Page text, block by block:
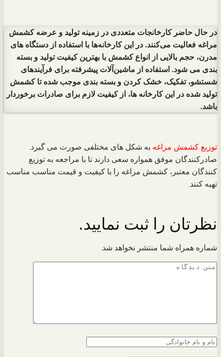
در حال حاضر کارخانجات متعددی در زمینه تولید و عرضه کشمش
مراغه فعالیت می‌کنند. در این کارخانه‌ها با استفاده از دستگاه های
مدرن، حجم بالایی از انواع کشمش با بهترین کیفیت تولید و بسته
بندی می شود. استفاده از ماشین‌آلات پیشرفته برای فرآیندهای
شستشو، تفکیک، خشک کردن و بسته بندی موجب شده تا کشمش
تولید شده در این کارخانه ها، از کیفیت لازم برای صادرات برخوردار
باشد.
توزیع کشمش مراغه به شکل های مختلفی صورت می گیرد.
صادرکنندگان موفق همواره سعی دارند تا با مراجعه به توزیع
کنندگان معتبر، کشمش مراغه را با کیفیت و قیمت مناسب مناسب
تهیه کنند.
نظرتان را ثبت نمایید.
شماره همراه شما منتشر نخواهد شد.